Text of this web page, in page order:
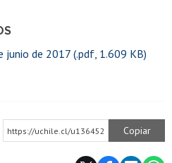
de 2017 (.pdf, 1.609 KB)
https://uchile.cl/u136452 Copiar